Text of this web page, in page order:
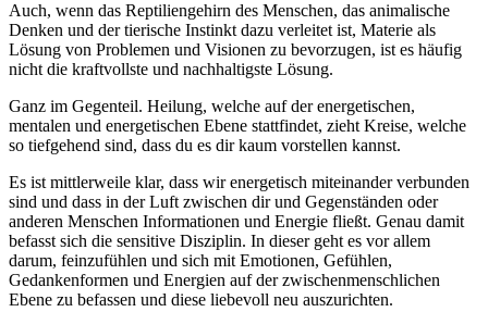
Auch, wenn das Reptiliengehirn des Menschen, das animalische
Denken und der tierische Instinkt dazu verleitet ist, Materie als
Lösung von Problemen und Visionen zu bevorzugen, ist es häufig
nicht die kraftvollste und nachhaltigste Lösung.
Ganz im Gegenteil. Heilung, welche auf der energetischen,
mentalen und energetischen Ebene stattfindet, zieht Kreise, welche
so tiefgehend sind, dass du es dir kaum vorstellen kannst.
Es ist mittlerweile klar, dass wir energetisch miteinander verbunden
sind und dass in der Luft zwischen dir und Gegenständen oder
anderen Menschen Informationen und Energie fließt. Genau damit
befasst sich die sensitive Disziplin. In dieser geht es vor allem
darum, feinzufühlen und sich mit Emotionen, Gefühlen,
Gedankenformen und Energien auf der zwischenmenschlichen
Ebene zu befassen und diese liebevoll neu auszurichten.